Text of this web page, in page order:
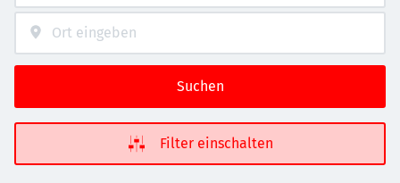
Suchen
Filter einschalten